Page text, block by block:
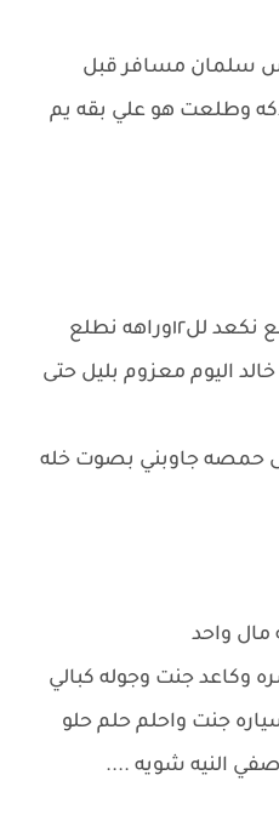
سلمان مسافر قبل
وطلعت هو علي بقه يم
اليوم معزوم بليل حتى
حمصه جاوبني بصوت خله
مال واحد
وكاعد جنت وجوله كبالي
جنت واحلم حلم حلو
النيه شويه ....